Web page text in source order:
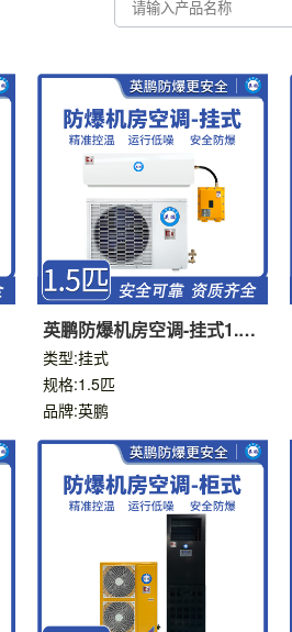
英鹏防爆机房空调-挂式1.5
匹
类型:挂式
规格:1.5匹
品牌:英鹏